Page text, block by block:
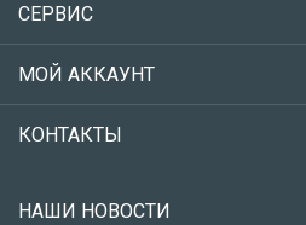
СЕРВИС
МОЙ АККАУНТ
КОНТАКТЫ
НАШИ НОВОСТИ